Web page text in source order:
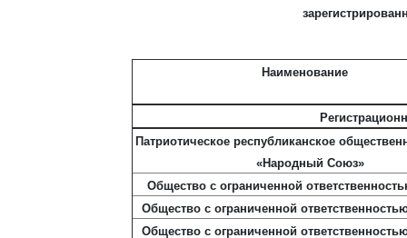
Наименование
Патриотическое республиканское
«Народный Союз»
Общество с ограниченной
Общество с ограниченной
Общество с ограниченной